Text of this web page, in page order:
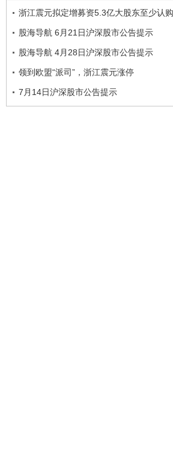
浙江震元拟定增募资5.3亿大股东至少认
股海导航 6月21日沪深股市公告提示
股海导航 4月28日沪深股市公告提示
领到欧盟“派司”，浙江震元涨停
7月14日沪深股市公告提示